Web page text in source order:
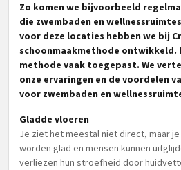
Zo komen we bijvoorbeeld
die zwembaden en
voor deze locaties hebben we bij
schoonmaakmethode ontwikkeld.
methode vaak toegepast. We
onze ervaringen en de voordelen
voor zwembaden en
Gladde vloeren
Je ziet het meestal niet direct, maar
worden glad en mensen kunnen
verliezen hun stroefheid door